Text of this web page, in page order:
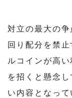
対立の最大の
回り配分を禁
ルコインが高
を招くと懸念
い内容となって